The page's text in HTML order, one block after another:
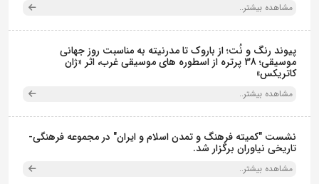
مشاهده بیشتر..
پیوند رنگ و نُت؛ از باروک تا مدرنیته به مناسبت روز جهانی
موسیقی؛ 38 پرتره از اسطوره های موسیقی غرب، اثر «ژان
کاتریکس»
مشاهده بیشتر..
نشست "کمیته فرهنگ و تمدن اسلام و ایران" در مجموعه فرهنگی‌-
تاریخی نیاوران برگزار شد.
مشاهده بیشتر..